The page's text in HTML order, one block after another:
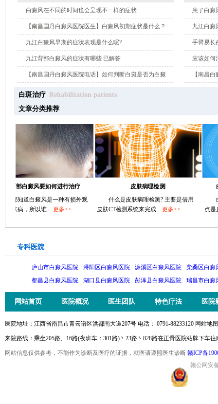
白癜风在不同的时间也会呈现不一样的症状
【南昌国丹白癜风医院医生】白癜风初期症状是什么？
九江白癜风早期的症状表现是什么呢?
九江背部白癜风的症状有哪些 已解答
【南昌国丹白癜风医院电话】如何判断白斑是否为白癜
风?
患了白癜
九江白癜
手臂易长
应该如何
【南昌
白斑治疗
Rehabilitation patients
文章分类推荐
部白癜风要如何进行治疗
知道白癜风是一种有损外观
病，所以谁...更多>>
皮肤病理检测
什么是皮肤病理检测? 主要是借用
皮肤CT检测系统来完成...更多>>
白
白
点是皮
专科医院
庐山市白癜风医院 浔阳区白癜风医院 濂溪区白癜风医院
柴桑区白癜
都昌县白癜风医院
湖口县白癜风医院 彭泽县白癜风医院 瑞昌市白癜
网站首页 医院概况 医生团队 特色疗法 医院
医院地址：江西省南昌市青云谱区洪都南大道207号 电话： 0791-88233120 网站地
来院路线：乘坐205路、16路(夜班车：301路)丶23路丶828路在正骨医院站牌下车
网站信息仅供参考，不能作为诊断及医疗的证据，就医请遵照医生诊断 赣ICP备
赣公网安